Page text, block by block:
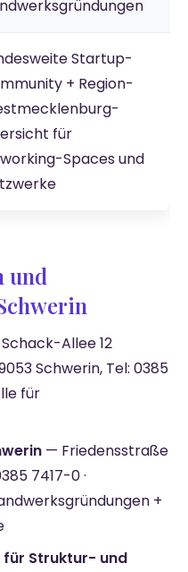
Startup-
+ Region-
für
Spaces und
und
Allee 12
Schwerin, Tel: 0385
für
— Friedensstraße
7417-0 ·
+
für Struktur- und